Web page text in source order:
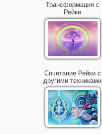
Трансформация с
Рейки
Сочетание Рейки с
другими техниками